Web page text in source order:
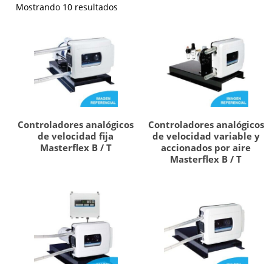
Mostrando 10 resultados
Controladores analógicos
de velocidad fija
Masterflex B / T
Controladores analógicos
de velocidad variable y
accionados por aire
Masterflex B / T